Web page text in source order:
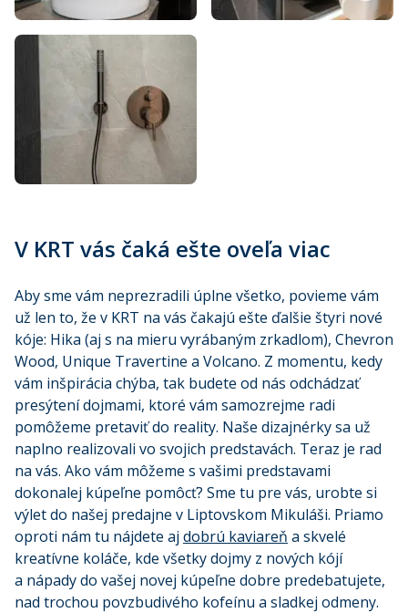
V KRT vás čaká ešte oveľa viac
Aby sme vám neprezradili úplne všetko, povieme vám
už len to, že v KRT na vás čakajú ešte ďalšie štyri nové
kóje: Hika (aj s na mieru vyrábaným zrkadlom), Chevron
Wood, Unique Travertine a Volcano. Z momentu, kedy
vám inšpirácia chýba, tak budete od nás odchádzať
presýtení dojmami, ktoré vám samozrejme radi
pomôžeme pretaviť do reality. Naše dizajnérky sa už
naplno realizovali vo svojich predstavách. Teraz je rad
na vás. Ako vám môžeme s vašimi predstavami
dokonalej kúpeľne pomôcť? Sme tu pre vás, urobte si
výlet do našej predajne v Liptovskom Mikuláši. Priamo
oproti nám tu nájdete aj dobrú kaviareň a skvelé
kreatívne koláče, kde všetky dojmy z nových kójí
a nápady do vašej novej kúpeľne dobre predebatujete,
nad trochou povzbudivého kofeínu a sladkej odmeny.